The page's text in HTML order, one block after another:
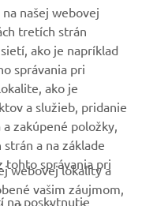
ponukách,
ďalšieho
našej webovej
tretích strán
ako je napríklad
správania pri
ako je
a služieb, pridanie
zakúpené položky,
a na základe
tohto správania pri
na poskytnutie
webovej lokality a
vašim záujmom,